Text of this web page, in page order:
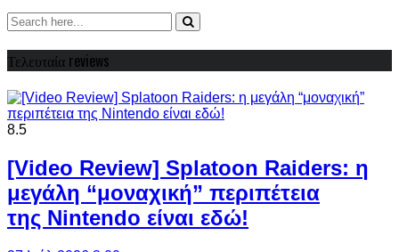
Τελευταία reviews
8.5
[Video Review] Splatoon Raiders: η
μεγάλη “μοναχική” περιπέτεια
της Nintendo είναι εδώ!